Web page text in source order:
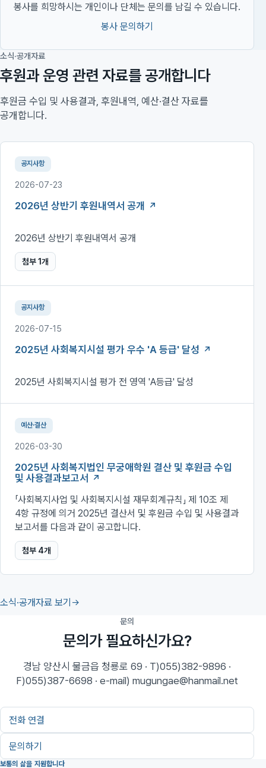
봉사를 희망하시는 개인이나 단체는 문의를 남길 수 있습니다.
봉사 문의하기
소식·공개자료
후원과 운영 관련 자료를 공개합니다
후원금 수입 및 사용결과, 후원내역, 예산·결산 자료를
공개합니다.
공지사항
2026-07-23
2026년 상반기 후원내역서 공개
2026년 상반기 후원내역서 공개
첨부1개
공지사항
2026-07-15
2025년 사회복지시설 평가 우수 'A 등급' 달성
2025년 사회복지시설 평가 전 영역 'A등급' 달성
예산·결산
2026-03-30
2025년 사회복지법인 무궁애학원 결산 및 후원금 수입
및 사용결과보고서
「사회복지사업 및 사회복지시설 재무회계규칙」 제 10조 제
4항 규정에 의거 2025년 결산서 및 후원금 수입 및 사용결과
보고서를 다음과 같이 공고합니다.
첨부 4개
소식·공개자료 보기
문의
문의가 필요하신가요?
경남 양산시 물금읍 청룡로 69 · T)055)382-9896 ·
F)055)387-6698 · e-mail) mugungae@hanmail.net
전화 연결
문의하기
보통의 삶을 지원합니다